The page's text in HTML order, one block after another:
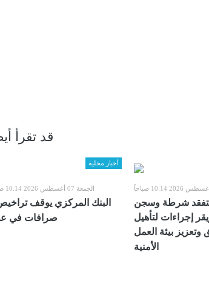
قد تقرأ
أخبار محلية
الجمعة 07 أغسطس 2026 10:14 صباحاً
صرافات في
يتفقد شرطة وسجن
إجراءات لتأهيل
وتعزيز بيئة العمل
الأمنية